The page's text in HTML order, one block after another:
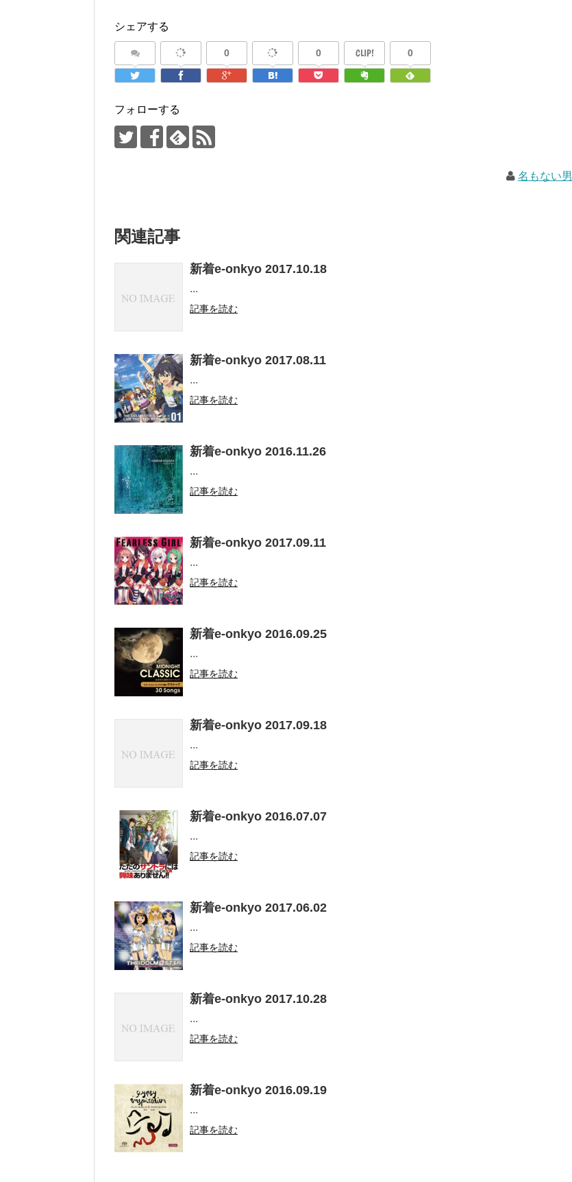
シェアする
0 0 CLIP! 0
フォローする
名もない男
関連記事
新着e-onkyo 2017.10.18
...
記事を読む
新着e-onkyo 2017.08.11
...
記事を読む
新着e-onkyo 2016.11.26
...
記事を読む
新着e-onkyo 2017.09.11
...
記事を読む
新着e-onkyo 2016.09.25
...
記事を読む
新着e-onkyo 2017.09.18
...
記事を読む
新着e-onkyo 2016.07.07
...
記事を読む
新着e-onkyo 2017.06.02
...
記事を読む
新着e-onkyo 2017.10.28
...
記事を読む
新着e-onkyo 2016.09.19
...
記事を読む